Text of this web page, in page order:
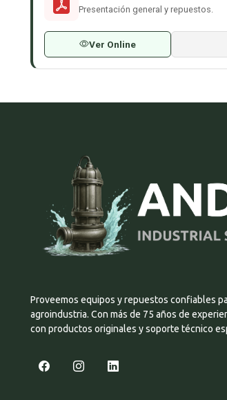
Presentación general y repuestos.
Ver Online
Proveemos equipos y repuestos confiables
agroindustria. Con más de 75 años de
con productos originales y soporte técnico